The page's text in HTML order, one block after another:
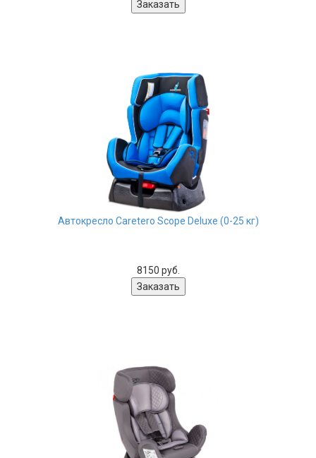
Автокресло Caretero Scope Deluxe (0-25 кг)
8150 руб.